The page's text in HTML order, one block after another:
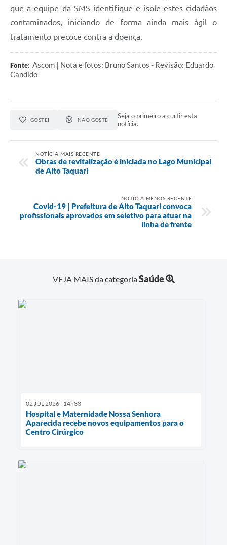
que a equipe da SMS identifique e isole estes cidadãos
contaminados, iniciando de forma ainda mais ágil o
tratamento precoce contra a doença.
Fonte: Ascom | Nota e fotos: Bruno Santos - Revisão: Eduardo
Candido
GOSTEI NÃO GOSTEI
Seja o primeiro a curtir esta
notícia.
NOTÍCIA MAIS RECENTE
Obras de revitalização é iniciada no Lago Municipal
de Alto Taquari
NOTÍCIA MENOS RECENTE
Covid-19 | Prefeitura de Alto Taquari convoca
profissionais aprovados em seletivo para atuar na
linha de frente
VEJA MAIS da categoriaSaúde
02 JUL 2026 - 14h33
Hospital e Maternidade Nossa Senhora
Aparecida recebe novos equipamentos para o
Centro Cirúrgico